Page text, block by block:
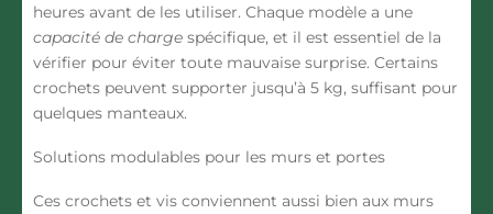
heures avant de les utiliser. Chaque modèle a une
capacité de charge spécifique, et il est essentiel de la
vérifier pour éviter toute mauvaise surprise. Certains
crochets peuvent supporter jusqu’à 5 kg, suffisant pour
quelques manteaux.
Solutions modulables pour les murs et portes
Ces crochets et vis conviennent aussi bien aux murs